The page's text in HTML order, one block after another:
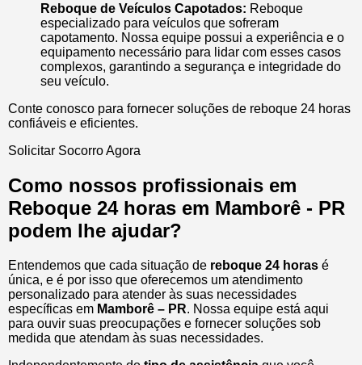
Reboque de Veículos Capotados: Reboque
especializado para veículos que sofreram
capotamento. Nossa equipe possui a experiência e o
equipamento necessário para lidar com esses casos
complexos, garantindo a segurança e integridade do
seu veículo.
Conte conosco para fornecer soluções de reboque 24 horas
confiáveis e eficientes.
Solicitar Socorro Agora
Como nossos profissionais em
Reboque 24 horas em Mamborê - PR
podem lhe ajudar?
Entendemos que cada situação de reboque 24 horas é
única, e é por isso que oferecemos um atendimento
personalizado para atender às suas necessidades
específicas em Mamborê – PR. Nossa equipe está aqui
para ouvir suas preocupações e fornecer soluções sob
medida que atendam às suas necessidades.